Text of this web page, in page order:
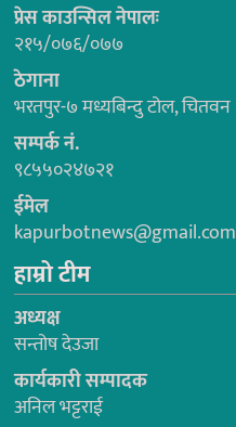
प्रेस काउन्सिल नेपालः
२१५/०७६/०७७
ठेगाना
भरतपुर-७ मध्यबिन्दु टोल, चितवन
सम्पर्क नं.
९८५५०२४७२१
ईमेल
kapurbotnews@gmail.com
हाम्रो टीम
अध्यक्ष
सन्तोष देउजा
कार्यकारी सम्पादक
अनिल भट्टराई